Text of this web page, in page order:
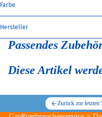
Farbe
Hersteller
Passendes
Diese Artikel
Zurück zur letzten